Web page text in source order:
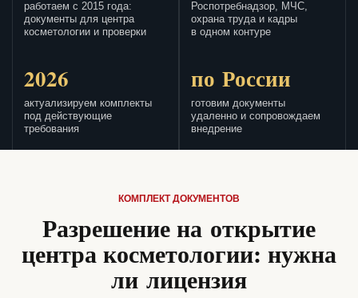
работаем с 2015 года:
документы для центра
косметологии и проверки
Роспотребнадзор, МЧС,
охрана труда и кадры
в одном контуре
2026
актуализируем комплекты
под действующие
требования
по России
готовим документы
удаленно и сопровождаем
внедрение
КОМПЛЕКТ ДОКУМЕНТОВ
Разрешение на открытие
центра косметологии: нужна
ли лицензия